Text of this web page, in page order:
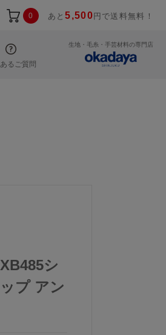
0 あと5,500 円で送料無料！
るご質問
生地・毛糸・手芸材料の専門店
シ
プ アン